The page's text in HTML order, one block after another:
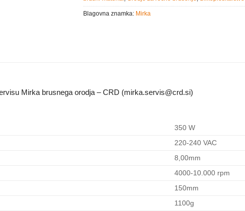
Blagovna znamka: Mirka
Mirka brusnega orodja – CRD (mirka.servis@crd.si)
350 W
220-240 VAC
8,00mm
4000-10.000 rpm
150mm
1100g